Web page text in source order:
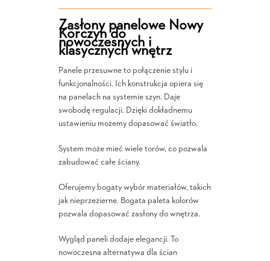
Zasłony panelowe Nowy
Korczyn do
nowoczesnych i
klasycznych wnętrz
Panele przesuwne to połączenie stylu i
funkcjonalności. Ich konstrukcja opiera się
na panelach na systemie szyn. Daje
swobodę regulacji. Dzięki dokładnemu
ustawieniu możemy dopasować światło.
System może mieć wiele torów, co pozwala
zabudować całe ściany.
Oferujemy bogaty wybór materiałów, takich
jak nieprzezierne. Bogata paleta kolorów
pozwala dopasować zasłony do wnętrza.
Wygląd paneli dodaje elegancji. To
nowoczesna alternatywa dla ścian